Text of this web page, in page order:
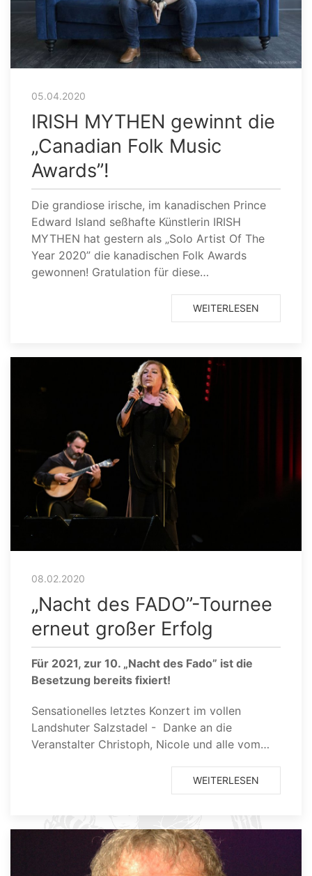
05.04.2020
IRISH MYTHEN gewinnt die
„Canadian Folk Music
Awards”!
Die grandiose irische, im kanadischen Prince
Edward Island seßhafte Künstlerin IRISH
MYTHEN hat gestern als „Solo Artist Of The
Year 2020” die kanadischen Folk Awards
gewonnen! Gratulation für diese…
WEITERLESEN
08.02.2020
„Nacht des FADO”-Tournee
erneut großer Erfolg
Für 2021, zur 10. „Nacht des Fado” ist die
Besetzung bereits fixiert!
Sensationelles letztes Konzert im vollen
Landshuter Salzstadel - Danke an die
Veranstalter Christoph, Nicole und alle vom…
WEITERLESEN